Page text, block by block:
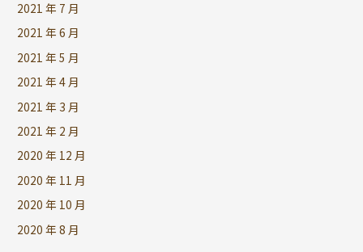
2021 年 7 月
2021 年 6 月
2021 年 5 月
2021 年 4 月
2021 年 3 月
2021 年 2 月
2020 年 12 月
2020 年 11 月
2020 年 10 月
2020 年 8 月